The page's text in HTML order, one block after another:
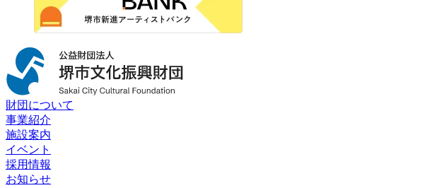
財団について
事業紹介
施設案内
イベント
採用情報
お知らせ